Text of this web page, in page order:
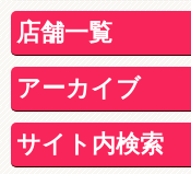
店舗一覧
アーカイブ
サイト内検索